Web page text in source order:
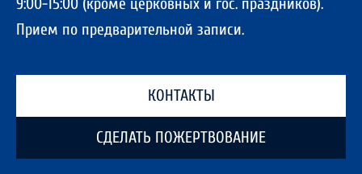
9:00-15:00 (кроме церковных и гос. праздников).
Прием по предварительной записи.
КОНТАКТЫ
СДЕЛАТЬ ПОЖЕРТВОВАНИЕ